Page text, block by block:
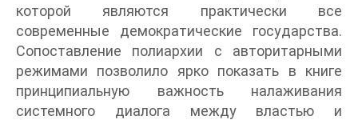
которой являются практически все
современные демократические государства.
Сопоставление полиархии с авторитарными
режимами позволило ярко показать в книге
принципиальную важность налаживания
системного диалога между властью и